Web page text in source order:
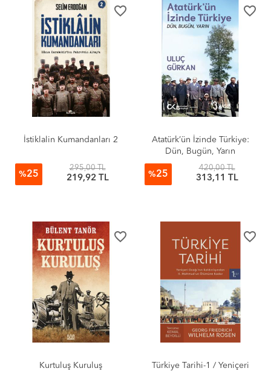
favorite_border
İstiklalin Kumandanları 2
%25
295,00 TL
219,92 TL
favorite_border
Atatürk’ün İzinde Türkiye:
Dün, Bugün, Yarın
%25
420,00 TL
313,11 TL
favorite_border
Kurtuluş Kuruluş
favorite_border
Türkiye Tarihi-1 / Yeniçeri